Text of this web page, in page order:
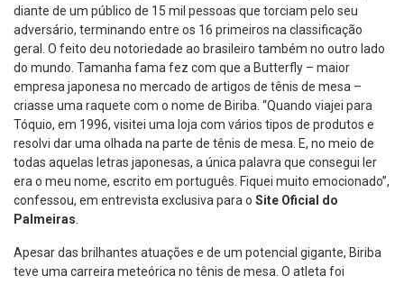
diante de um público de 15 mil pessoas que torciam pelo seu
adversário, terminando entre os 16 primeiros na classificação
geral. O feito deu notoriedade ao brasileiro também no outro lado
do mundo. Tamanha fama fez com que a Butterfly – maior
empresa japonesa no mercado de artigos de tênis de mesa –
criasse uma raquete com o nome de Biriba. “Quando viajei para
Tóquio, em 1996, visitei uma loja com vários tipos de produtos e
resolvi dar uma olhada na parte de tênis de mesa. E, no meio de
todas aquelas letras japonesas, a única palavra que consegui ler
era o meu nome, escrito em português. Fiquei muito emocionado”,
confessou, em entrevista exclusiva para o Site Oficial do
Palmeiras
Apesar das brilhantes atuações e de um potencial gigante, Biriba
teve uma carreira meteórica no tênis de mesa. O atleta foi